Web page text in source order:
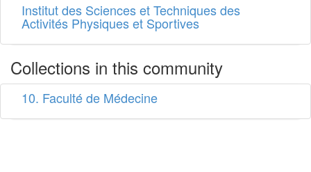
Institut des Sciences et Techniques des
Activités Physiques et Sportives
Collections in this community
10. Faculté de Médecine